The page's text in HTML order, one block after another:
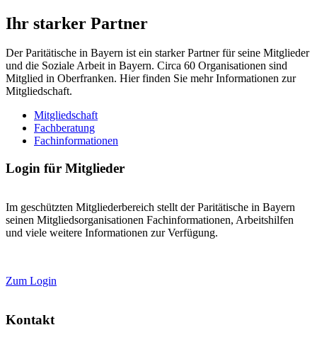
Ihr starker Partner
Der Paritätische in Bayern ist ein starker Partner für seine Mitglieder
und die Soziale Arbeit in Bayern. Circa 60 Organisationen sind
Mitglied in Oberfranken. Hier finden Sie mehr Informationen zur
Mitgliedschaft.
Mitgliedschaft
Fachberatung
Fachinformationen
Login für Mitglieder
Im geschützten Mitgliederbereich stellt der Paritätische in Bayern
seinen Mitgliedsorganisationen Fachinformationen, Arbeitshilfen
und viele weitere Informationen zur Verfügung.
Zum Login
Kontakt